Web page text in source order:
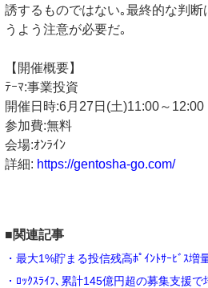
誘するものではない｡最終的な判
うよう注意が必要だ｡
【開催概要】
ﾃｰﾏ:事業投資
開催日時:6月27日(土)11:00～12:00
参加費:無料
会場:ｵﾝﾗｲﾝ
詳細: https://gentosha-go.com/
■関連記事
・最大1%貯まる投信残高ﾎﾟｲﾝﾄｻｰﾋﾞｽ増
・ﾛｯｸｽﾗｲﾌ､累計145億円超の募集支援